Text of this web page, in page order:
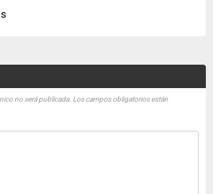
no será publicada. Los campos obligatorios están